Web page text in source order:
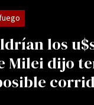
los
Milei dijo